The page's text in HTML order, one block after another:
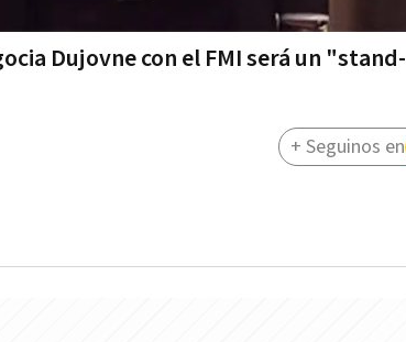
Dujovne con el FMI será un "stand-
+ Seguinos en